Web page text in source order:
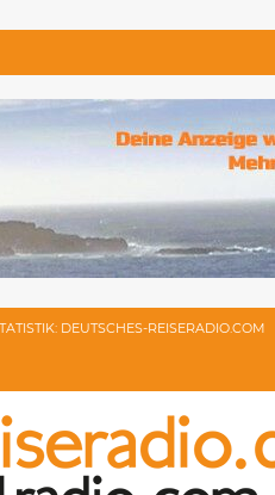
DEUTSCHES-REISERADIO.COM